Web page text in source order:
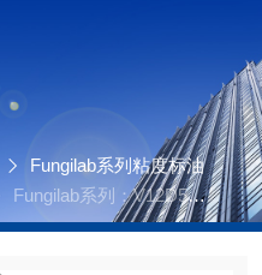
Fungilab系列粘度标油
Fungilab系列：V12D5G